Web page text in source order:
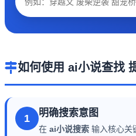
如何使用 ai小说查找
1 明确搜索意图
在 ai小说搜索 输入核心关